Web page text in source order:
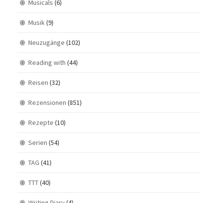
Musicals (6)
Musik(9)
Neuzugänge (102)
Reading with (44)
Reisen (32)
Rezensionen (851)
Rezepte (10)
Serien (54)
TAG (41)
TTT(40)